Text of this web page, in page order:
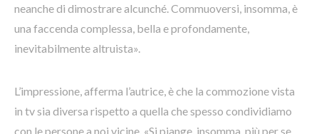
neanche di dimostrare alcunché. Commuoversi, insomma, è
una faccenda complessa, bella e profondamente,
inevitabilmente altruista».
L’impressione, afferma l’autrice, è che la commozione vista
in tv sia diversa rispetto a quella che spesso condividiamo
con le persone a noi vicine. «Si piange, insomma, più per se